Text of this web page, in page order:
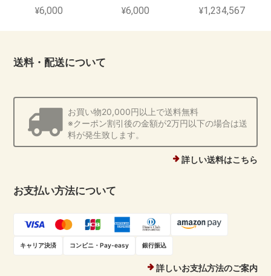
¥6,000 ¥6,000 ¥1,234,567
送料・配送について
お買い物20,000円以上で送料無料
※クーポン割引後の金額が2万円以下の場合は送
料が発生致します。
詳しい送料はこちら
お支払い方法について
キャリア決済 コンビニ・Pay-easy 銀行振込
詳しいお支払方法のご案内